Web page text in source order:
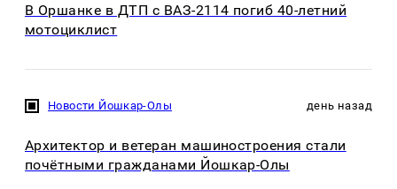
В Оршанке в ДТП с ВАЗ-2114 погиб 40-летний
мотоциклист
Новости Йошкар-Олы день назад
Архитектор и ветеран машиностроения стали
почётными гражданами Йошкар-Олы